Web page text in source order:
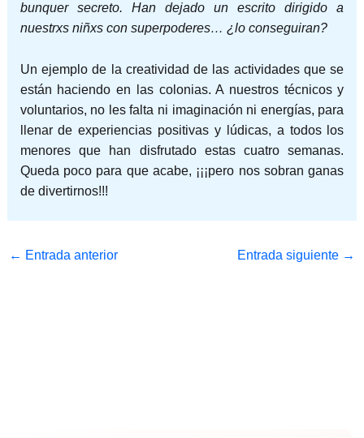
bunquer secreto. Han dejado un escrito dirigido a
nuestrxs niñxs con superpoderes… ¿lo conseguiran?
Un ejemplo de la creatividad de las actividades que se
están haciendo en las colonias. A nuestros técnicos y
voluntarios, no les falta ni imaginación ni energías, para
llenar de experiencias positivas y lúdicas, a todos los
menores que han disfrutado estas cuatro semanas.
Queda poco para que acabe, ¡¡¡pero nos sobran ganas
de divertirnos!!!
← Entrada anterior Entrada siguiente →